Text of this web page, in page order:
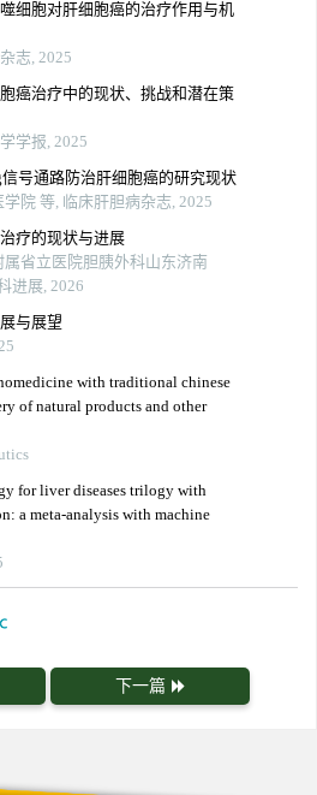
细胞对肝细胞癌的治疗作用与机
志, 2025
癌治疗中的现状、挑战和潜在策
学报, 2025
号通路防治肝细胞癌的研究现状
院 等, 临床肝胆病杂志, 2025
疗的现状与进展
省立医院胆胰外科山东济南
进展, 2026
与展望
with traditional chinese
of natural products and other
for liver diseases trilogy with
a meta-analysis with machine
下一篇